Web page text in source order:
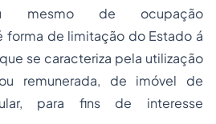
mesmo de ocupação
forma de limitação do Estado á
se caracteriza pela utilização
remunerada, de imóvel de
para fins de interesse